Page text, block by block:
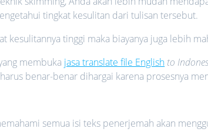
tingkat kesulitan dari tulisan tersebut.
kesulitannya tinggi maka biayanya juga lebih
membuka jasa translate file English to
benar-benar dihargai karena prosesnya
semua isi teks penerjemah akan